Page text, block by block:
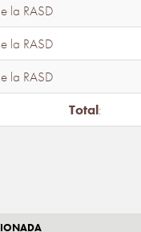
la RASD
la RASD
la RASD
Total: